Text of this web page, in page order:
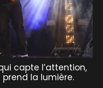
capte l’attention,
prend la lumière.